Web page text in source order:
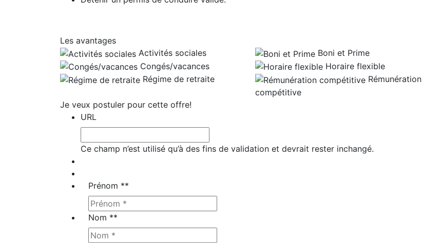
Les avantages
Activités sociales
Boni et Prime
Congés/vacances
Horaire flexible
Régime de retraite
Rémunération
compétitive
Je veux postuler pour cette offre!
URL
Ce champ n’est utilisé qu’à des fins de validation et devrait rester inchangé.
Prénom **
Nom **